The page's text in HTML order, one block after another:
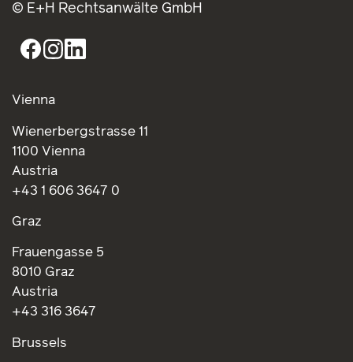
© E+H Rechtsanwälte GmbH
Vienna
Wienerbergstrasse 11
1100 Vienna
Austria
+43 1 606 3647 0
Graz
Frauengasse 5
8010 Graz
Austria
+43 316 3647
Brussels